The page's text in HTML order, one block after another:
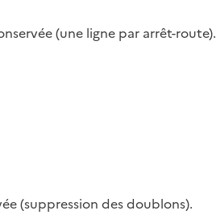
(une ligne par arrêt-route).
(suppression des doublons).